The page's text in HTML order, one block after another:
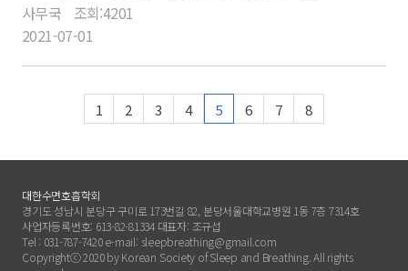
사무국
조회:4201
2021-07-01
1 2 3 4 5 6 7 8
대한수면호흡학회
경기도 성남시 분당구 구미로 173번길 82, 분당서울대학교병원 1동 7층 7314호
사업자등록번호: 613-82-81334 대표자: 조규섭
Tel : 031-787-7420 e-mail: sleepbreathing@gmail.com
Copyrightⓒ 2020 by Korean Society of Sleep and Breathing. All rights